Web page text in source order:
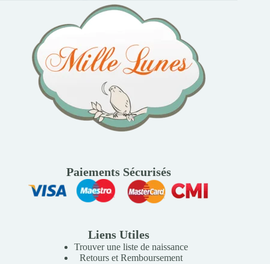
Paiements Sécurisés
Liens Utiles
Trouver une liste de naissance
Retours et Remboursement